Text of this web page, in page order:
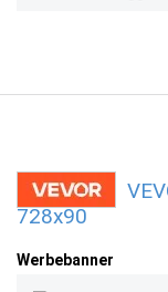
728x90
Werbebanner